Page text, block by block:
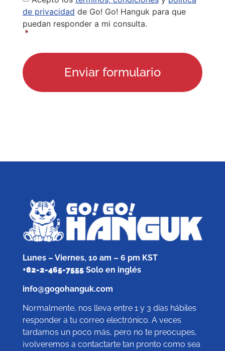
Policy
de privacidad de Go! Go! Hanguk para que
puedan responder a mi consulta.
*
Lunes – Viernes, 10 am – 6 pm KST
+82-2-465-7555Solo en inglés
info@gogohanguk.com
Normalmente, nos lleva entre 1 y 3 días hábiles
responder a tu correo electrónico. A veces
tardamos un poco más, pero no te preocupes,
¡volveremos a contactarte tan pronto como sea